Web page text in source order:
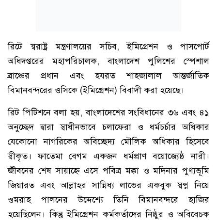
রিটে স্বরাষ্ট্র মন্ত্রণালয়ের সচিব, ইমিগ্রেশন ও পাসপোর্ট
অধিদপ্তরের মহাপরিচালক, বাংলাদেশ পুলিশের স্পেশাল
ব্রাঞ্চের প্রধান এবং হযরত শাহজালাল আন্তর্জাতিক
বিমানবন্দরের ওসিকে (ইমিগ্রেশন) বিবাদী করা হয়েছে।
রিট পিটিশনে বলা হয়, বাংলাদেশের সংবিধানের ৩৬ এবং ৪১
অনুচ্ছেদ দ্বারা স্বাধীনভাবে চলাফেরা ও ধর্মচর্চার অধিকার
যেকোনো নাগরিকের অবিচ্ছেদ্য মৌলিক অধিকার হিসেবে
স্বীকৃত। ফাতেমা বেগম একজন ধর্মপ্রাণ বয়োজ্যেষ্ঠ নারী।
জীবনের শেষ সায়াহ্নে এসে পবিত্র মক্কা ও মদিনার পুণ্যভূমি
জিয়ারত এবং আল্লাহর সান্নিধ্য লাভের একবুক স্বপ্ন নিয়ে
ওমরাহ পালনের উদ্দেশ্যে তিনি বিমানবন্দরে হাজির
হয়েছিলেন। কিন্তু ইমিগ্রেশন কর্মকর্তাদের নিষ্ঠুর ও অবিবেচক